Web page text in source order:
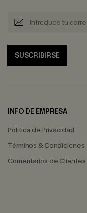
SUSCRIBIRSE
INFO DE EMPRESA
Política de Privacidad
Términos & Condiciones
Comentarios de Clientes